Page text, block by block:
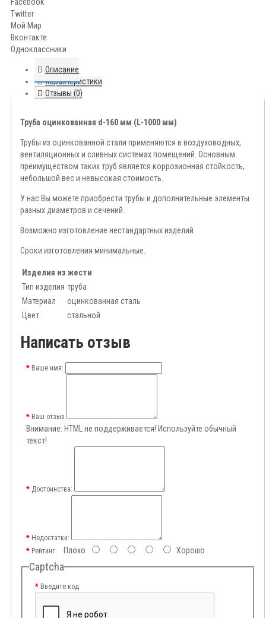
Twitter
Мой Мир
Вконтакте
Одноклассники
Описание
Характеристики
Отзывы (0)
Труба оцинкованная d-160 мм (L-1000 мм)
Трубы из оцинкованной стали применяются в воздуховодных,
вентиляционных и сливных системах помещений. Основным
преимуществом таких труб является коррозионная стойкость,
небольшой вес и невысокая стоимость.
У нас Вы можете приобрести трубы и дополнительные элементы
разных диаметров и сечений.
Возможно изготовление нестандартных изделий.
Сроки изготовления минимальные.
Изделия из жести
Тип изделия труба
Материал
оцинкованная сталь
Цвет
стальной
Написать отзыв
Ваше имя:
Ваш отзыв
Внимание: HTML не поддерживается! Используйте обычный
текст!
Достоинства:
Недостатки:
РейтингПлохо Хорошо
Captcha
Введите код